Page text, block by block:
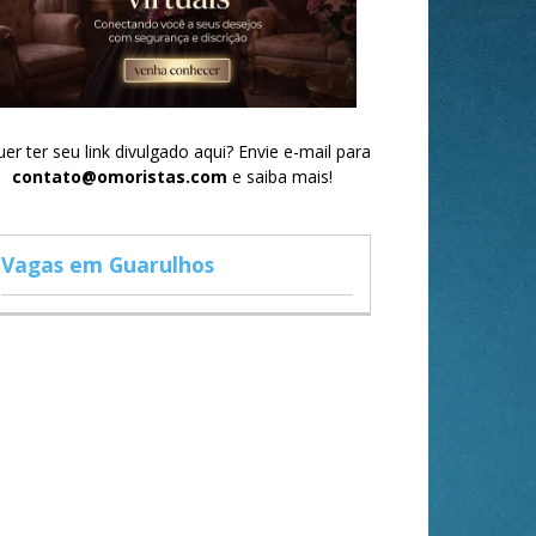
ter seu link divulgado aqui? Envie e-mail para
contato@omoristas.com e saiba mais!
Vagas em Guarulhos